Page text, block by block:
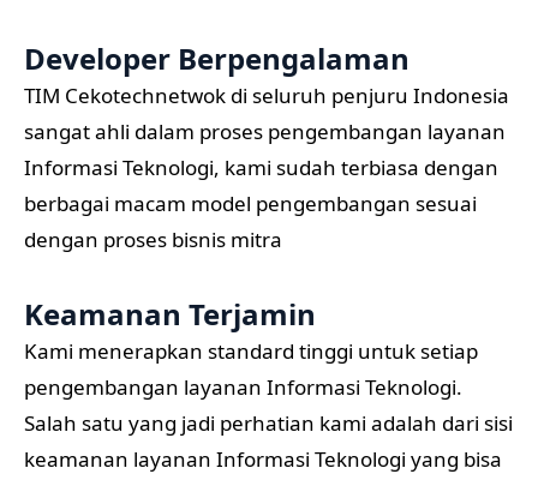
Developer Berpengalaman
TIM Cekotechnetwok di seluruh penjuru Indonesia
sangat ahli dalam proses pengembangan layanan
Informasi Teknologi, kami sudah terbiasa dengan
berbagai macam model pengembangan sesuai
dengan proses bisnis mitra
Keamanan Terjamin
Kami menerapkan standard tinggi untuk setiap
pengembangan layanan Informasi Teknologi.
Salah satu yang jadi perhatian kami adalah dari sisi
keamanan layanan Informasi Teknologi yang bisa